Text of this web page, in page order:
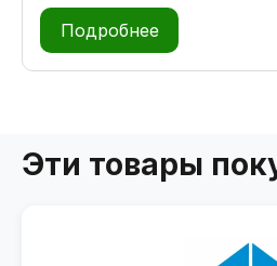
Подробнее
Эти товары